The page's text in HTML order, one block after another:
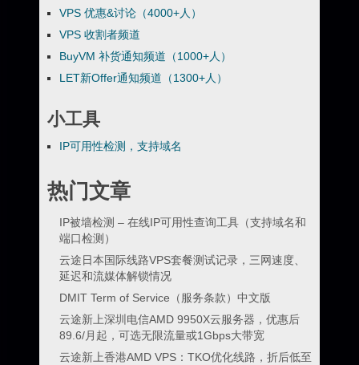
VPS 优惠&讨论（4000+人）
VPS 收割者频道
BuyVM 补货通知频道（1000+人）
LET新Offer通知频道（1300+人）
小工具
IP可用性检测，支持域名
热门文章
IP被墙检测 – 在线IP可用性查询工具（支持域名和
端口检测）
云途日本国际线路VPS套餐测试记录，三网速度、
延迟和流媒体解锁情况
DMIT Term of Service（服务条款）中文版
云途新上深圳电信AMD 9950X云服务器，优惠后
89.6/月起，可选无限流量或1Gbps大带宽
云途新上香港AMD VPS：TKO优化线路，折后低至